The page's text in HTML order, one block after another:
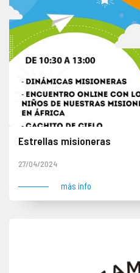
Estrellas misioneras
27/04/2024
más info